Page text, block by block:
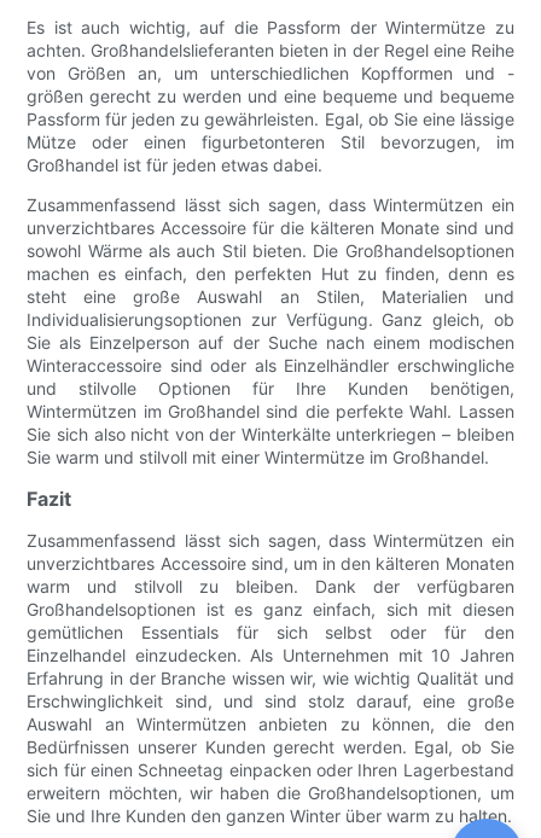
Es ist auch wichtig, auf die Passform der Wintermütze zu
achten. Großhandelslieferanten bieten in der Regel eine Reihe
von Größen an, um unterschiedlichen Kopfformen und -
größen gerecht zu werden und eine bequeme und bequeme
Passform für jeden zu gewährleisten. Egal, ob Sie eine lässige
Mütze oder einen figurbetonteren Stil bevorzugen, im
Großhandel ist für jeden etwas dabei.
Zusammenfassend lässt sich sagen, dass Wintermützen ein
unverzichtbares Accessoire für die kälteren Monate sind und
sowohl Wärme als auch Stil bieten. Die Großhandelsoptionen
machen es einfach, den perfekten Hut zu finden, denn es
steht eine große Auswahl an Stilen, Materialien und
Individualisierungsoptionen zur Verfügung. Ganz gleich, ob
Sie als Einzelperson auf der Suche nach einem modischen
Winteraccessoire sind oder als Einzelhändler erschwingliche
und stilvolle Optionen für Ihre Kunden benötigen,
Wintermützen im Großhandel sind die perfekte Wahl. Lassen
Sie sich also nicht von der Winterkälte unterkriegen – bleiben
Sie warm und stilvoll mit einer Wintermütze im Großhandel.
Fazit
Zusammenfassend lässt sich sagen, dass Wintermützen ein
unverzichtbares Accessoire sind, um in den kälteren Monaten
warm und stilvoll zu bleiben. Dank der verfügbaren
Großhandelsoptionen ist es ganz einfach, sich mit diesen
gemütlichen Essentials für sich selbst oder für den
Einzelhandel einzudecken. Als Unternehmen mit 10 Jahren
Erfahrung in der Branche wissen wir, wie wichtig Qualität und
Erschwinglichkeit sind, und sind stolz darauf, eine große
Auswahl an Wintermützen anbieten zu können, die den
Bedürfnissen unserer Kunden gerecht werden. Egal, ob Sie
sich für einen Schneetag einpacken oder Ihren Lagerbestand
erweitern möchten, wir haben die Großhandelsoptionen, um
Sie und Ihre Kunden den ganzen Winter über warm zu halten.